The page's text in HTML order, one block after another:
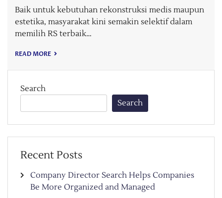
Baik untuk kebutuhan rekonstruksi medis maupun
estetika, masyarakat kini semakin selektif dalam
memilih RS terbaik…
READ MORE
Search
Search
Recent Posts
Company Director Search Helps Companies
Be More Organized and Managed